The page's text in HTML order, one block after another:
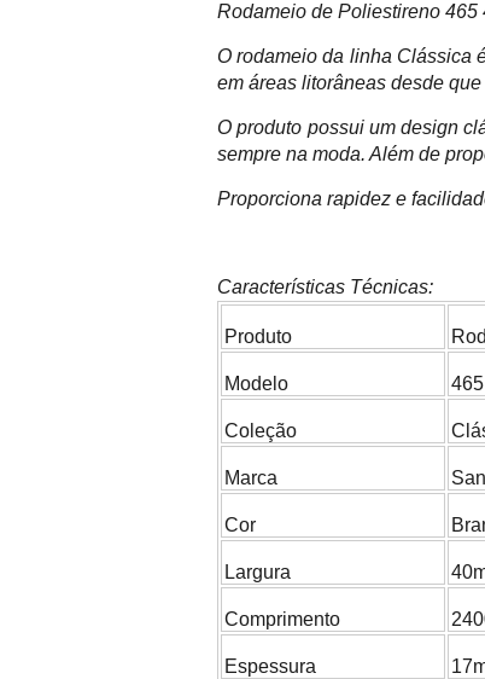
Rodameio de Poliestireno 465
O rodameio da linha Clássica
em áreas litorâneas desde
O produto possui um design
sempre na moda. Além de
Proporciona rapidez e
Características Técnicas:
Produto
Modelo
Coleção
Marca
Cor
Largura
Comprimento
Espessura